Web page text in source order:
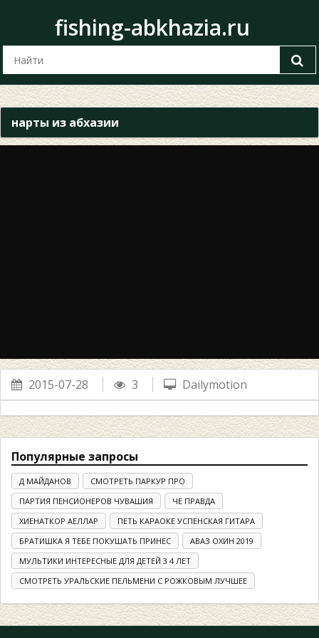
fishing-abkhazia.ru
нарты из абхазии
2015-07-28 3 Dailymotion
Популярные запросы
Д МАЙДАНОВ
СМОТРЕТЬ ПАРКУР ПРО
ПАРТИЯ ПЕНСИОНЕРОВ ЧУВАШИЯ
ЧЕ ПРАВДА
ХИЕНАТКОР АЕЛЛАР
ПЕТЬ КАРАОКЕ УСПЕНСКАЯ ГИТАРА
БРАТИШКА Я ТЕБЕ ПОКУШАТЬ ПРИНЕС
АВАЗ ОХИН 2019
МУЛЬТИКИ ИНТЕРЕСНЫЕ ДЛЯ ДЕТЕЙ 3 4 ЛЕТ
СМОТРЕТЬ УРАЛЬСКИЕ ПЕЛЬМЕНИ С РОЖКОВЫМ ЛУЧШЕЕ